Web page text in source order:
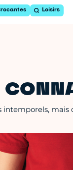
Loisirs
intemporels,